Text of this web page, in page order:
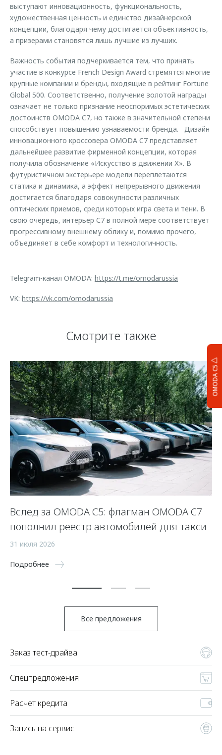
OMODA C5
выступают инновационность, функциональность,
художественная ценность и единство дизайнерской
концепции, благодаря чему достигается объективность,
а призерами становятся лишь лучшие из лучших.
Важность события подчеркивается тем, что принять
участие в конкурсе French Design Award стремятся многие
крупные компании и бренды, входящие в рейтинг Fortune
Global 500. Соответственно, получение золотой награды
означает не только признание неоспоримых эстетических
достоинств OMODA C7, но также в значительной степени
способствует повышению узнаваемости бренда. Дизайн
инновационного кроссовера OMODA C7 представляет
дальнейшее развитие фирменной концепции, которая
получила обозначение «Искусство в движении Х». В
футуристичном экстерьере модели переплетаются
статика и динамика, а эффект непрерывного движения
достигается благодаря совокупности различных
оптических приемов, среди которых игра света и тени. В
свою очередь, интерьер С7 в полной мере соответствует
прогрессивному внешнему облику и, помимо прочего,
объединяет в себе комфорт и технологичность.
Telegram-канал OMODA: https://t.me/omodarussia
VK: https://vk.com/omodarussia
Смотрите также
Вслед за OMODA C5: флагман OMODA C7
пополнил реестр автомобилей для такси
31 июля 2026
Подробнее
Все предложения
Заказ тест-драйва
Спецпредложения
Расчет кредита
Запись на сервис